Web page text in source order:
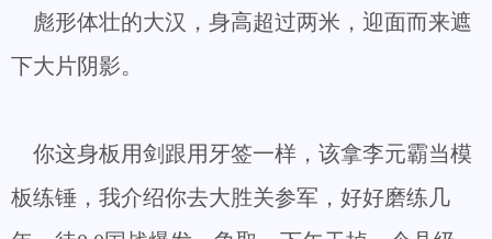
彪形体壮的大汉，身高超过两米，迎面而来遮
下大片阴影。
你这身板用剑跟用牙签一样，该拿李元霸当模
板练锤，我介绍你去大胜关参军，好好磨练几